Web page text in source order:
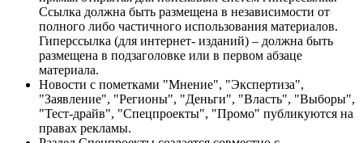
Ссылка должна быть размещена в независимости от
полного либо частичного использования материалов.
Гиперссылка (для интернет- изданий) – должна быть
размещена в подзаголовке или в первом абзаце
материала.
Новости с пометками "Мнение", "Экспертиза",
"Заявление", "Регионы", "Деньги", "Власть", "Выборы",
"Тест-драйв", "Спецпроекты", "Промо" публикуются на
правах рекламы.